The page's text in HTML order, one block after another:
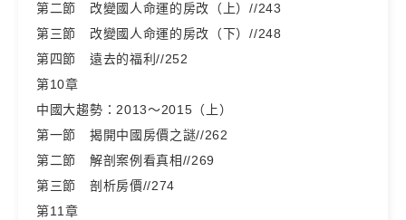
第二節 改變國人命運的房改（上）//243
第三節 改變國人命運的房改（下）//248
第四節 遠去的福利//252
第10章
中國大趨勢：2013～2015（上）
第一節 揭開中國房價之謎//262
第二節 解剖案例看真相//269
第三節 剖析房價//274
第11章